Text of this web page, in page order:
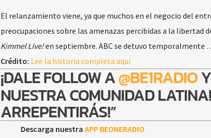
El relanzamiento viene, ya que muchos en el negocio del
preocupaciones sobre las amenazas percibidas a la libertad
Kimmel Live!en septiembre. ABC se detuvo temporalmente
Crédito: Lee la historia completa aquí
¡DALE FOLLOW A@BE1RADIO
NUESTRA COMUNIDAD LATINA!
ARREPENTIRÁS!”
Descarga nuestra APP BEONERADIO